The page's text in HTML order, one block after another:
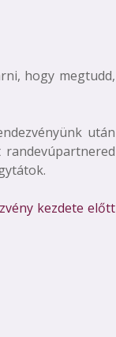
hogy megtudd,
után
kezdete előtt